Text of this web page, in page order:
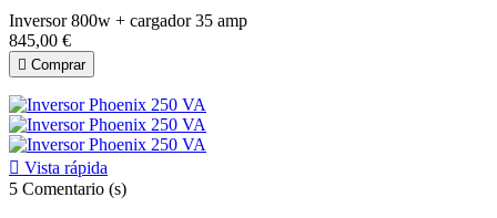
Inversor 800w + cargador 35 amp
845,00 €
 Comprar
 Vista rápida
5 Comentario (s)